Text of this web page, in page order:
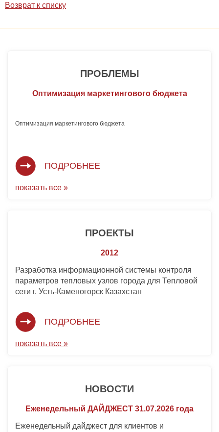
Возврат к списку
ПРОБЛЕМЫ
Оптимизация маркетингового бюджета
Оптимизация маркетингового бюджета
ПОДРОБНЕЕ
показать все »
ПРОЕКТЫ
2012
Разработка информационной системы контроля
параметров тепловых узлов города для Тепловой
сети г. Усть-Каменогорск Казахстан
ПОДРОБНЕЕ
показать все »
НОВОСТИ
Еженедельный ДАЙДЖЕСТ 31.07.2026 года
Еженедельный дайджест для клиентов и